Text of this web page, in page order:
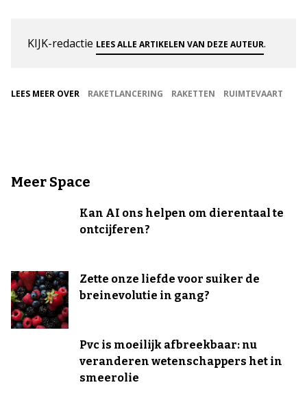
KIJK-redactie LEES ALLE ARTIKELEN VAN DEZE AUTEUR.
LEES MEER OVER RAKETLANCERING RAKETTEN RUIMTEVAART
Meer Space
Kan AI ons helpen om dierentaal te
ontcijferen?
Zette onze liefde voor suiker de
breinevolutie in gang?
Pvc is moeilijk afbreekbaar: nu
veranderen wetenschappers het in
smeerolie